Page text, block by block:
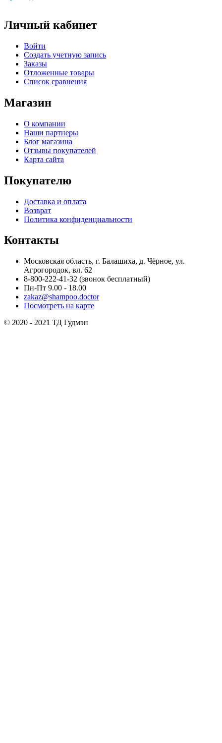
Личный кабинет
Войти
Создать учетную запись
Заказы
Отложенные товары
Список сравнения
Магазин
О компании
Наши партнеры
Блог магазина
Отзывы покупателей
Карта сайта
Покупателю
Доставка и оплата
Возврат
Политика конфиденциальности
Контакты
Московская область, г. Балашиха, д. Чёрное, ул.
Агрогородок, вл. 62
8-800-222-41-32 (звонок бесплатный)
Пн-Пт 9.00 - 18.00
zakaz@shampoo.doctor
Посмотреть на карте
© 2020 - 2021 ТД Гудмэн